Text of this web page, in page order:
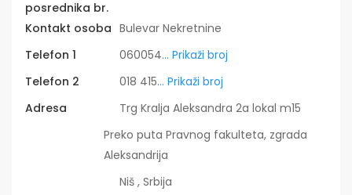
posrednika br.
Kontakt osoba Bulevar Nekretnine
Telefon 1
060054... Prikaži broj
Telefon 2
018 415... Prikaži broj
Adresa
Trg Kralja Aleksandra 2a lokal m15
Preko puta Pravnog fakulteta, zgrada
Aleksandrija
Niš , Srbija